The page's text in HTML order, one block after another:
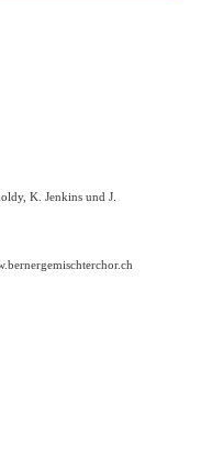
K. Jenkins und J.